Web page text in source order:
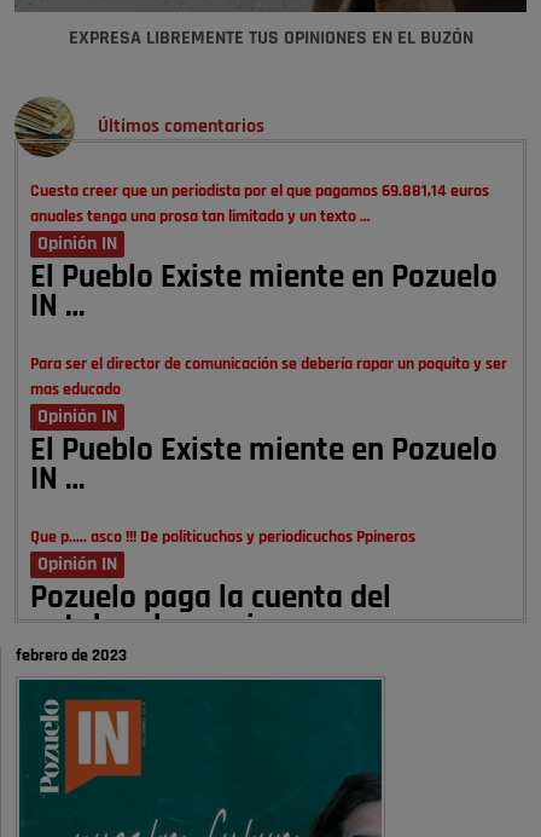
EXPRESA LIBREMENTE TUS OPINIONES EN EL BUZÓN
Últimos comentarios
Cuesta creer que un periodista por el que pagamos 69.881,14 euros
anuales tenga una prosa tan limitada y un texto …
Opinión IN
El Pueblo Existe miente en Pozuelo
IN …
Para ser el director de comunicación se debería rapar un poquito y ser
mas educado
Opinión IN
El Pueblo Existe miente en Pozuelo
IN …
Que p..... asco !!! De politicuchos y periodicuchos Ppineros
Opinión IN
Pozuelo paga la cuenta del
autobombo: casi …
Señora Alcaldesa Ud no ha vivido nunca en Pozuelo , pero yo si desde
hace más de 60 años , …
Pozuelo de Alarcón
Quejas por el deterioro de la
limpieza …
febrero de 2023